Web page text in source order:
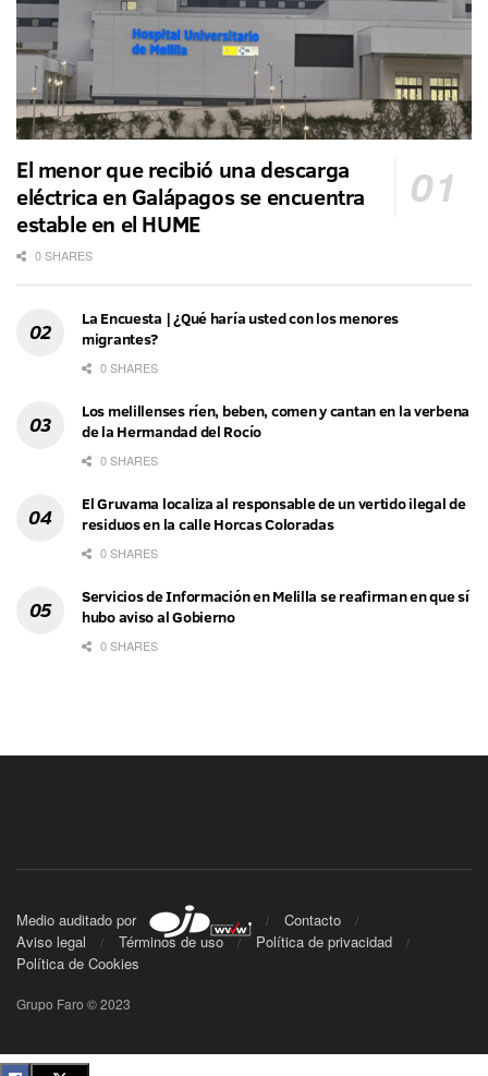
El menor que recibió una descarga
eléctrica en Galápagos se encuentra
estable en el HUME
0 SHARES
La Encuesta | ¿Qué haría usted con los menores
migrantes?
0 SHARES
Los melillenses ríen, beben, comen y cantan en la verbena
de la Hermandad del Rocío
0 SHARES
El Gruvama localiza al responsable de un vertido ilegal de
residuos en la calle Horcas Coloradas
0 SHARES
Servicios de Información en Melilla se reafirman en que sí
hubo aviso al Gobierno
0 SHARES
Medio auditado por
Contacto
Aviso legal
Términos de uso
Política de privacidad
Política de Cookies
Grupo Faro © 2023